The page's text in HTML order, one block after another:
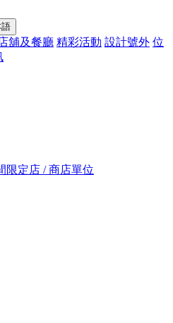
語
舖及餐廳 精彩活動 設計號外 位
限定店 / 商店單位